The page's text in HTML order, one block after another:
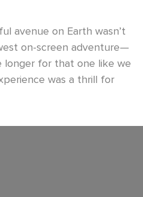
avenue on Earth wasn’t
on-screen adventure—
longer for that one like we
was a thrill for